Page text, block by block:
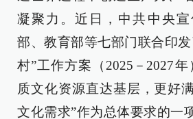
凝聚力。近日，中共中央
部、教育部等七部门联合印
村”工作方案（2025－2027
质文化资源直达基层，更好
文化需求”作为总体要求的一